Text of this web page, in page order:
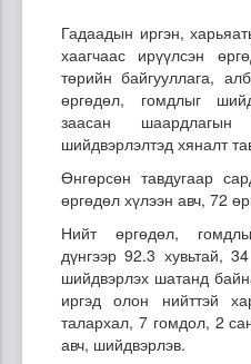
Гадаадын иргэн,
хаагчаас ирүүлсэн
төрийн байгууллага,
өргөдөл, гомдлыг
заасан
шийдвэрлэлтэд хяналт
Өнгөрсөн тавдугаар
өргөдөл хүлээн авч, 72
Нийт өргөдөл,
дүнгээр 92.3 хувьтай,
шийдвэрлэх шатанд
иргэд олон нийттэй
талархал, 7 гомдол, 2
авч, шийдвэрлэв.